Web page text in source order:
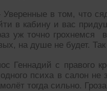
в том, что
в кабину и вас
уж точно грохнемся
на душе не будет.
Геннадий с правого
психа в салон
тогда сильно.